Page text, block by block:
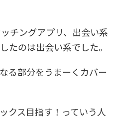
チングアプリ、出会い系
たのは出会い系でした。
る部分をうまーくカバー
クス目指す！っていう人